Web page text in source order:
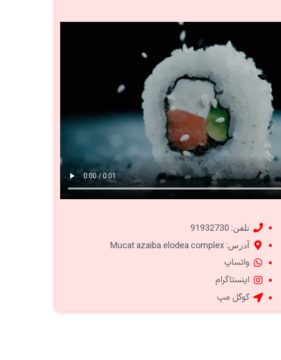
تلفن: 91932730
آدرس: Mucat azaiba elodea complex
واتساپ
اینستاگرام
گوگل مپ